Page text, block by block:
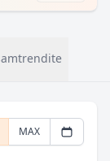
MAX